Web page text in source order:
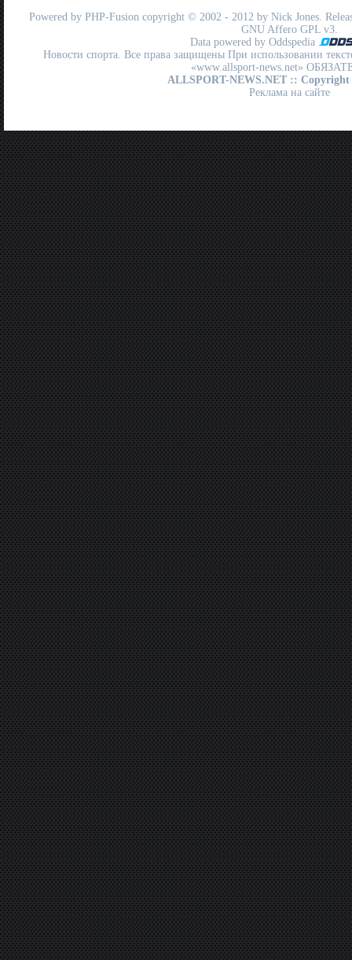
Powered by PHP-Fusion copyright © 2002 - 2012 by Nick Jones.
GNU Affero GPL v3.
Data powered by Oddspedia
Новости спорта. Все права защищены При использовании
«www.allsport-news.net»
ALLSPORT-NEWS.NET :: Copyright
Реклама на сайте